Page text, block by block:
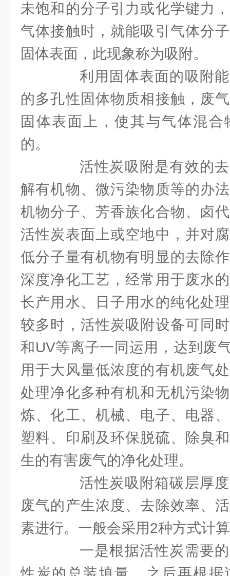
未饱和的分子引力或化学键力
气体接触时，就能吸引气体分
固体表面，此现象称为吸附。
利用固体表面的吸附能
的多孔性固体物质相接触，废
固体表面上，使其与气体混
的。
活性炭吸附是有效的去
解有机物、微污染物质等的办
机物分子、芳香族化合物、卤
活性炭表面上或空地中，并对
低分子量有机物有明显的去除
深度净化工艺，经常用于废水
长产用水、日子用水的纯化处
较多时，活性炭吸附设备可同
和UV等离子一同运用，达到废
用于大风量低浓度的有机废气
处理净化多种有机和无机污染
炼、化工、机械、电子、电器
塑料、印刷及环保脱硫、除臭
生的有害废气的净化处理。
活性炭吸附箱碳层厚度
废气的产生浓度、去除效率、
素进行。一般会采用2种方式计
一是根据活性炭需要的